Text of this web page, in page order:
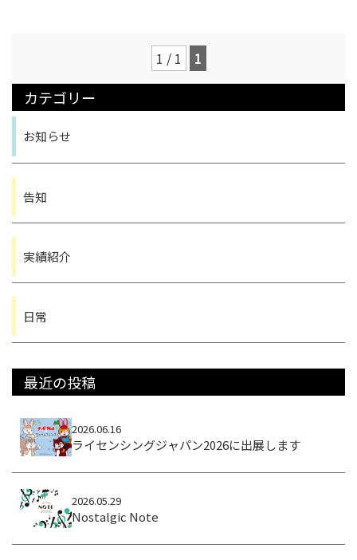
料金表
料金 お仕事の流れ
1 / 1 1
カテゴリー
お知らせ
告知
実績紹介
日常
最近の投稿
2026.06.16
ライセンシングジャパン2026に出展します
2026.05.29
Nostalgic Note